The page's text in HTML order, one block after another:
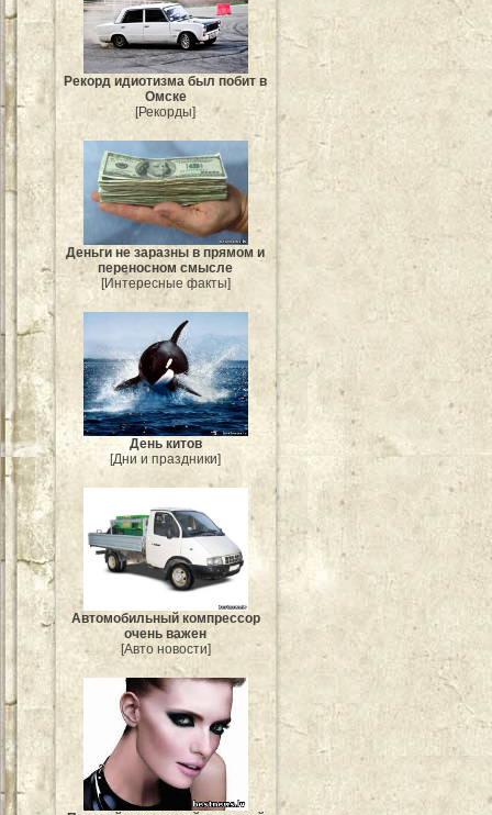
Рекорд идиотизма был побит в
Омске
[Рекорды]
Деньги не заразны в прямом и
переносном смысле
[Интересные факты]
День китов
[Дни и праздники]
Автомобильный компрессор
очень важен
[Авто новости]